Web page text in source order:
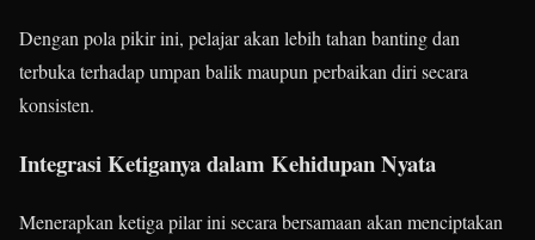
Dengan pola pikir ini, pelajar akan lebih tahan banting dan
terbuka terhadap umpan balik maupun perbaikan diri secara
konsisten.
Integrasi Ketiganya dalam Kehidupan Nyata
Menerapkan ketiga pilar ini secara bersamaan akan menciptakan